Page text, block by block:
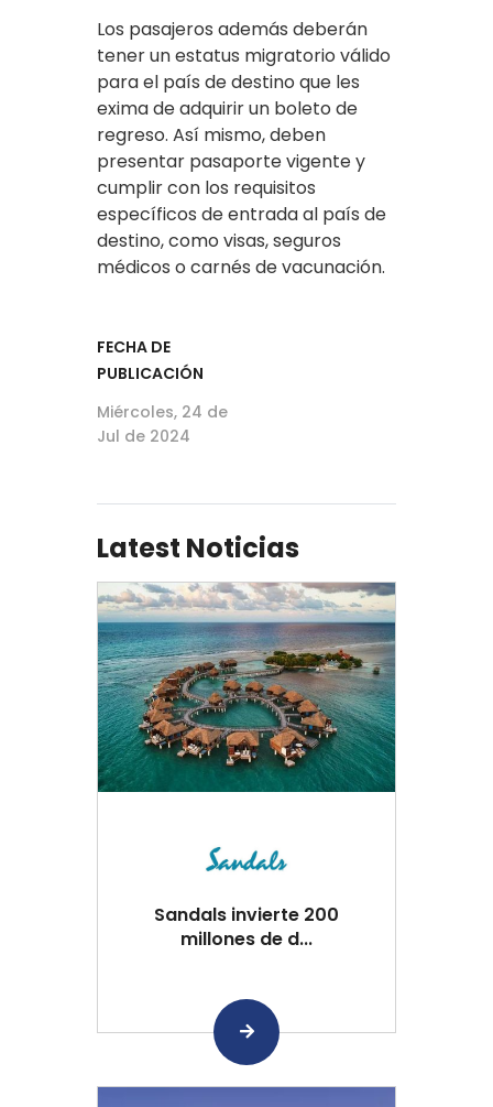
Los pasajeros además deberán
tener un estatus migratorio válido
para el país de destino que les
exima de adquirir un boleto de
regreso. Así mismo, deben
presentar pasaporte vigente y
cumplir con los requisitos
específicos de entrada al país de
destino, como visas, seguros
médicos o carnés de vacunación.
FECHA DE
PUBLICACIÓN
Miércoles, 24 de
Jul de 2024
Latest Noticias
Sandals invierte 200
millones de d...